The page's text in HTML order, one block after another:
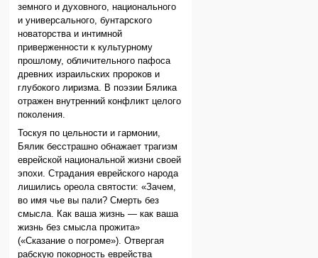
земного и духовного, национального
и универсального, бунтарского
новаторства и интимной
приверженности к культурному
прошлому, обличительного пафоса
древних израильских пророков и
глубокого лиризма. В поэзии Бялика
отражен внутренний конфликт целого
поколения.
Тоскуя по цельности и гармонии,
Бялик бесстрашно обнажает трагизм
еврейской национальной жизни своей
эпохи. Страдания еврейского народа
лишились ореола святости: «Зачем,
во имя чье вы пали? Смерть без
смысла. Как ваша жизнь — как ваша
жизнь без смысла прожита»
(«Сказание о погроме»). Отвергая
рабскую покорность еврейства